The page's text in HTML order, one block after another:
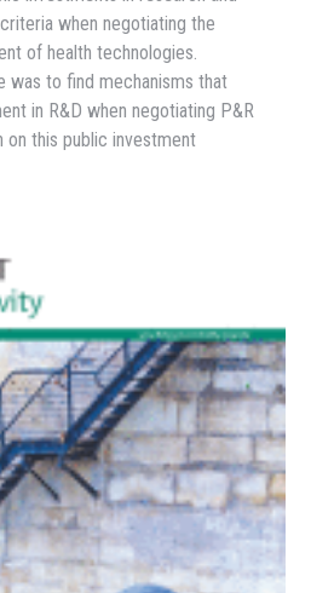
when negotiating the
of health technologies.
was to find mechanisms that
in R&D when negotiating P&R
on this public investment